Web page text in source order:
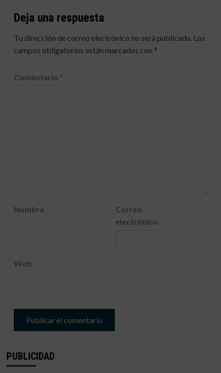
Deja una respuesta
Tu dirección de correo electrónico no será publicada. Los
campos obligatorios están marcados con *
Comentario *
Nombre
Correo
electrónico
Web
PUBLICIDAD